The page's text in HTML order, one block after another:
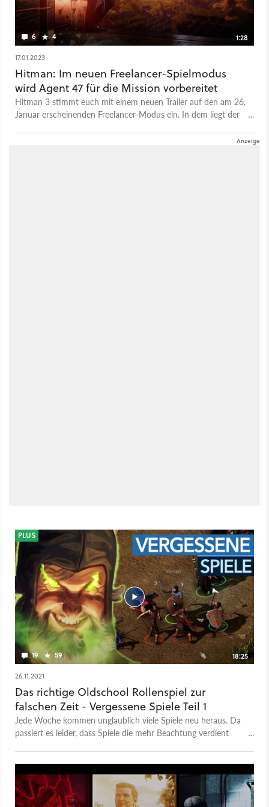
wesentlich einfacher: Es gibt nur noch das World of
Assassination-Bundle, mit dem ihr die Inhalte aller drei Teile
bekommt. Wenn ihr wissen wollt, ob das lohnt, solltet ihr
hingegen einfach einen Blick in unseren Test werfen.
6 4
1:28
17.01.2023
Hitman: Im neuen Freelancer-Spielmodus
wird Agent 47 für die Mission vorbereitet
Hitman 3 stimmt euch mit einem neuen Trailer auf den am 26.
Januar erscheinenden Freelancer-Modus ein. In dem liegt der
19 59 18:25
PLUS
26.11.2021
Das richtige Oldschool Rollenspiel zur
falschen Zeit - Vergessene Spiele Teil 1
Jede Woche kommen unglaublich viele Spiele neu heraus. Da
passiert es leider, dass Spiele die mehr Beachtung verdient
und ein Abenteuer mit den alten Römern. - Peter Bathge mag
klassische Rollenspiele sehr. Darum hatte er auch schnell mit